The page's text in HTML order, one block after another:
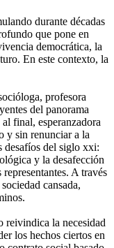
durante décadas
que pone en
democrática, la
En este contexto, la
profesora
del panorama
final, esperanzadora
y sin renunciar a la
desafíos del siglo xxi:
y la desafección
A través
cansada,
reivindica la necesidad
los hechos ciertos en